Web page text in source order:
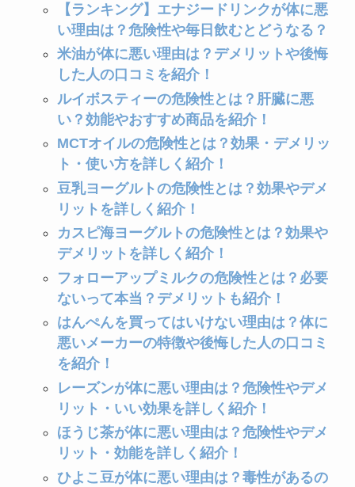
【ランキング】エナジードリンクが体に悪
い理由は？危険性や毎日飲むとどうなる？
米油が体に悪い理由は？デメリットや後悔
した人の口コミを紹介！
ルイボスティーの危険性とは？肝臓に悪
い？効能やおすすめ商品を紹介！
MCTオイルの危険性とは？効果・デメリッ
ト・使い方を詳しく紹介！
豆乳ヨーグルトの危険性とは？効果やデメ
リットを詳しく紹介！
カスピ海ヨーグルトの危険性とは？効果や
デメリットを詳しく紹介！
フォローアップミルクの危険性とは？必要
ないって本当？デメリットも紹介！
はんぺんを買ってはいけない理由は？体に
悪いメーカーの特徴や後悔した人の口コミ
を紹介！
レーズンが体に悪い理由は？危険性やデメ
リット・いい効果を詳しく紹介！
ほうじ茶が体に悪い理由は？危険性やデメ
リット・効能を詳しく紹介！
ひよこ豆が体に悪い理由は？毒性があるの